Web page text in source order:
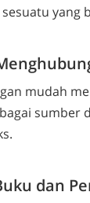
yang
mudah
sumber
dan